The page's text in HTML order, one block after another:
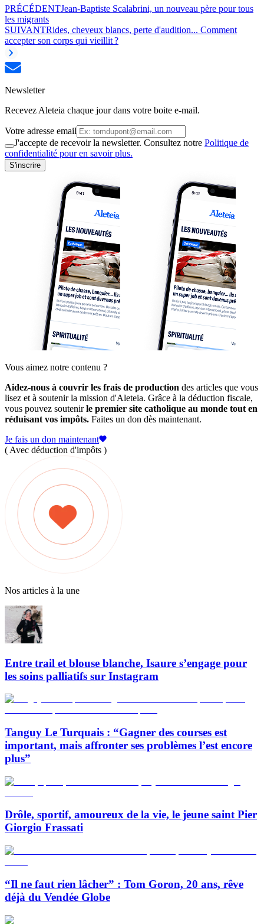
PRÉCÉDENTJean-Baptiste Scalabrini, un nouveau père pour tous
les migrants
SUIVANTRides, cheveux blancs, perte d'audition... Comment
accepter son corps qui vieillit ?
Newsletter
Recevez Aleteia chaque jour dans votre boite e-mail.
Votre adresse email
J'accepte de recevoir la newsletter. Consultez notre Politique de
confidentialité pour en savoir plus.
S'inscrire
Vous aimez notre contenu ?
Aidez-nous à couvrir les frais de production des articles que vous
lisez et à soutenir la mission d'Aleteia. Grâce à la déduction fiscale,
vous pouvez soutenirle premier site catholique au monde tout en
réduisant vos impôts. Faites un don dès maintenant.
Je fais un don maintenant
( Avec déduction d'impôts )
Nos articles à la une
Entre trail et blouse blanche, Isaure s’engage pour
les soins palliatifs sur Instagram
Tanguy Le Turquais : “Gagner des courses est
important, mais affronter ses problèmes l’est encore
plus”
Drôle, sportif, amoureux de la vie, le jeune saint Pier
Giorgio Frassati
“Il ne faut rien lâcher” : Tom Goron, 20 ans, rêve
déjà du Vendée Globe